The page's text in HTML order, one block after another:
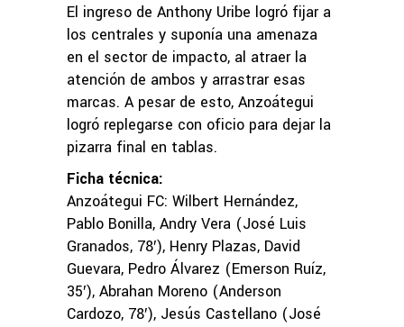
El ingreso de Anthony Uribe logró fijar a
los centrales y suponía una amenaza
en el sector de impacto, al atraer la
atención de ambos y arrastrar esas
marcas. A pesar de esto, Anzoátegui
logró replegarse con oficio para dejar la
pizarra final en tablas.
Ficha técnica:
Anzoátegui FC: Wilbert Hernández,
Pablo Bonilla, Andry Vera (José Luis
Granados, 78′), Henry Plazas, David
Guevara, Pedro Álvarez (Emerson Ruíz,
35′), Abrahan Moreno (Anderson
Cardozo, 78′), Jesús Castellano (José